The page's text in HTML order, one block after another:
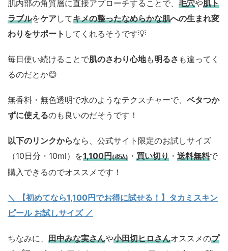
肌内部の角質層に直接アプローチすることで、 毛穴や肌ト
ラブルをケアしてキメの整ったなめらかな肌への生まれ変
わりをサポート してくれるそうです💡
毎日使い続けることで肌のさわり心地も明るさ も違ってく
るのだとか😊
無香料・無色透明で水のようなテクスチャーで、 ベタつか
ずに使えるのも良いのだそうです！
以下のリンクからなら、公式サイト限定のお試しサイズ
（10日分・10ml）を1,100円(税込) ・ 買い切り ・ 送料無料で
購入できるのでオススメです！
＼ 【初めてなら1,100円でお得に試せる！】タカミスキン
ピール お試しサイズ／
ちなみに、 田中みな実さんや小田切ヒロさんオススメのプ